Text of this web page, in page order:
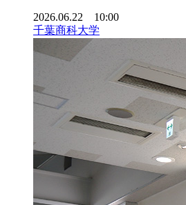
2026.06.22 10:00
千葉商科大学